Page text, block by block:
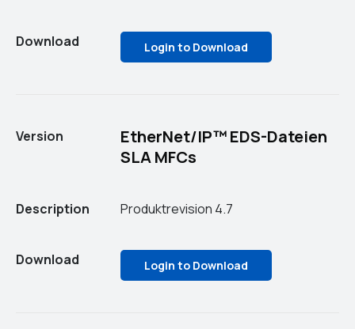
Download Login to Download
Version
EtherNet/IP™ EDS-Dateien
SLA MFCs
Description Produktrevision 4.7
Download Login to Download